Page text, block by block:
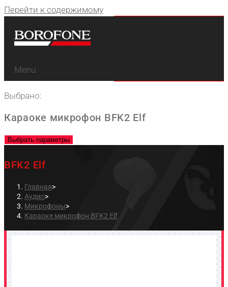
Перейти к содержимому
Menu
Выбрано:
Караоке микрофон BFK2 Elf
Выбрать параметры
BFK2 Elf
Главная>
Аудио>
Микрофоны>
Караоке микрофон BFK2 Elf